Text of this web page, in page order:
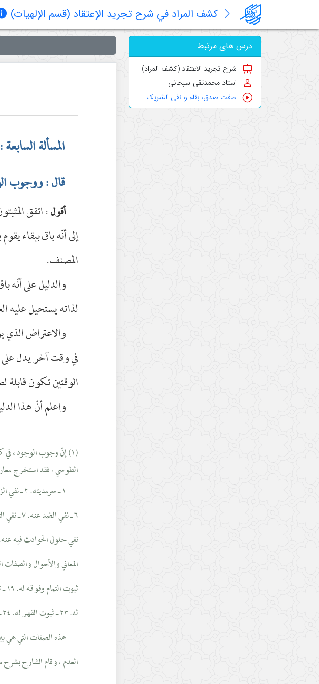
کشف المراد في شرح تجرید الإعتقاد (قسم الإلهیات)
المسألة
قال : ووجوب
أقول: اتفق
إلى أنّه باق ببقاء
المصنف.
والدليل على
لذاته يستحيل عليه
والاعتراض الذي
في وقت آخر يدل على
الوقتين تكون
واعلم أنّ هذا
(١) إنّ وجوب الوجود ،
الطوسي ، فقد استخرج
له. ٢٣ ـ ثبوت القهر له. ٢٤ ـ ثبوت القيّوميّة له.
هذه الصفات التي هي
العدم ، وقام الشارح
درس های مرتبط
شرح تجرید الاعتقاد (کشف المراد)
استاد محمدتقی سبحانی
صفت صدق، بقاء و نفی الشریک